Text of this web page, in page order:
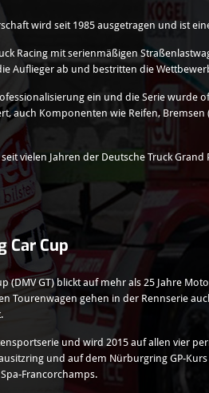
wird seit 1985 ausgetragen und ist
Racing mit serienmäßigen
Auflieger ab und bestritten die
ein und die Serie
auch Komponenten wie Reifen,
vielen Jahren der Deutsche Truck
Car Cup
(DMV GT) blickt auf mehr als 25 Jahre
Tourenwagen gehen in der Rennserie
und wird 2015 auf allen vier
und auf dem Nürburgring GP-
Francorchamps.